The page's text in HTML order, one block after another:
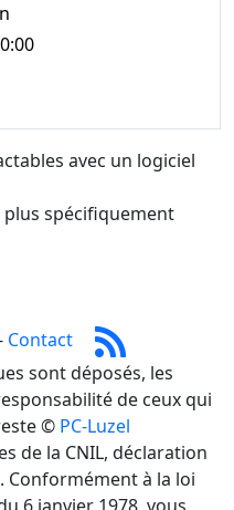
avec un logiciel
plus spécifiquement
Contact
sont déposés, les
de ceux qui
© PC-Luzel
de la CNIL, déclaration
Conformément à la loi